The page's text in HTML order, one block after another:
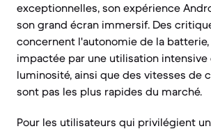
exceptionnelles, son expérience
son grand écran immersif. Des
concernent l'autonomie de la
impactée par une utilisation intensive
luminosité, ainsi que des vitesses de
sont pas les plus rapides du marché.
Pour les utilisateurs qui privilégient